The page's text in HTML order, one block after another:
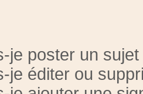
je poster un
je éditer ou